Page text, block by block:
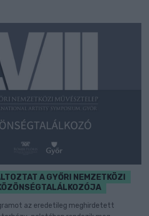
A GYŐRI NEMZETKÖZI
az eredetileg meghirdetett